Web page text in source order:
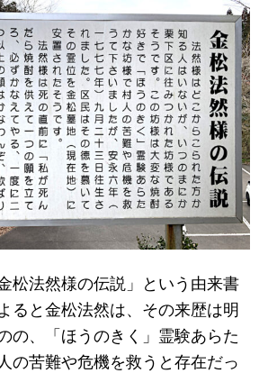
松法然様の伝説」という由来書
ると金松法然は、その来歴は明
の、「ほうのきく」霊験あらた
の苦難や危機を救うと存在だっ